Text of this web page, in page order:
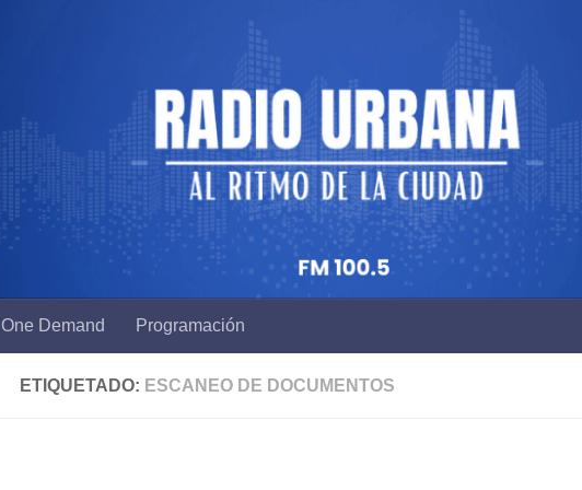
One Demand Programación
ETIQUETADO: ESCANEO DE DOCUMENTOS